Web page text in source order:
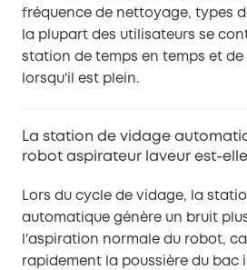
fréquence de nettoyage, types
la plupart des utilisateurs se
station de temps en temps et
lorsqu'il est plein.
La station de vidage
robot aspirateur laveur est-
Lors du cycle de vidage, la
automatique génère un bruit
l'aspiration normale du robot,
rapidement la poussière du bac